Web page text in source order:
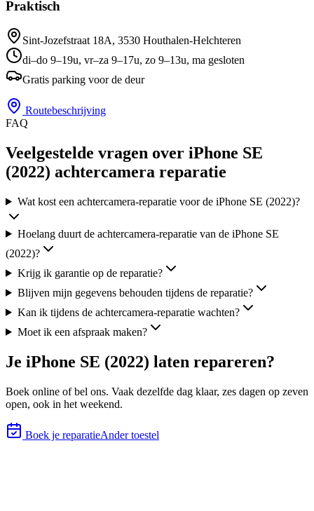
Praktisch
Sint-Jozefstraat 18A, 3530 Houthalen-Helchteren
di–do 9–19u, vr–za 9–17u, zo 9–13u, ma gesloten
Gratis parking voor de deur
Routebeschrijving
FAQ
Veelgestelde vragen over iPhone SE
(2022) achtercamera reparatie
Wat kost een achtercamera-reparatie voor de iPhone SE (2022)?
Hoelang duurt de achtercamera-reparatie van de iPhone SE
(2022)?
Krijg ik garantie op de reparatie?
Blijven mijn gegevens behouden tijdens de reparatie?
Kan ik tijdens de achtercamera-reparatie wachten?
Moet ik een afspraak maken?
Je iPhone SE (2022) laten repareren?
Boek online of bel ons. Vaak dezelfde dag klaar, zes dagen op zeven
open, ook in het weekend.
Boek je reparatieAnder toestel